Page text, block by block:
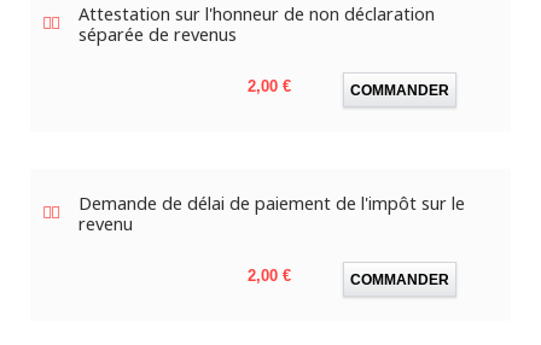
Attestation sur l'honneur de non déclaration
séparée de revenus
Prix
2,00 € COMMANDER
Demande de délai de paiement de l'impôt sur le
revenu
Prix
2,00 € COMMANDER